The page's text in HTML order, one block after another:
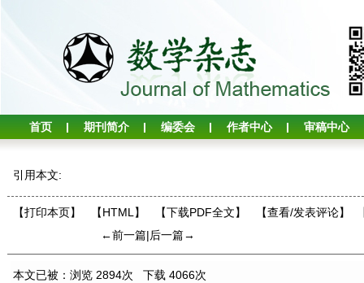
首页 期刊简介 编委会 作者中心 审稿中心
引用本文:
【打印本页】 【HTML】 【下载PDF全文】 【查看/发表评论】
←前一篇|后一篇→
本文已被：浏览 2894次 下载 4066次